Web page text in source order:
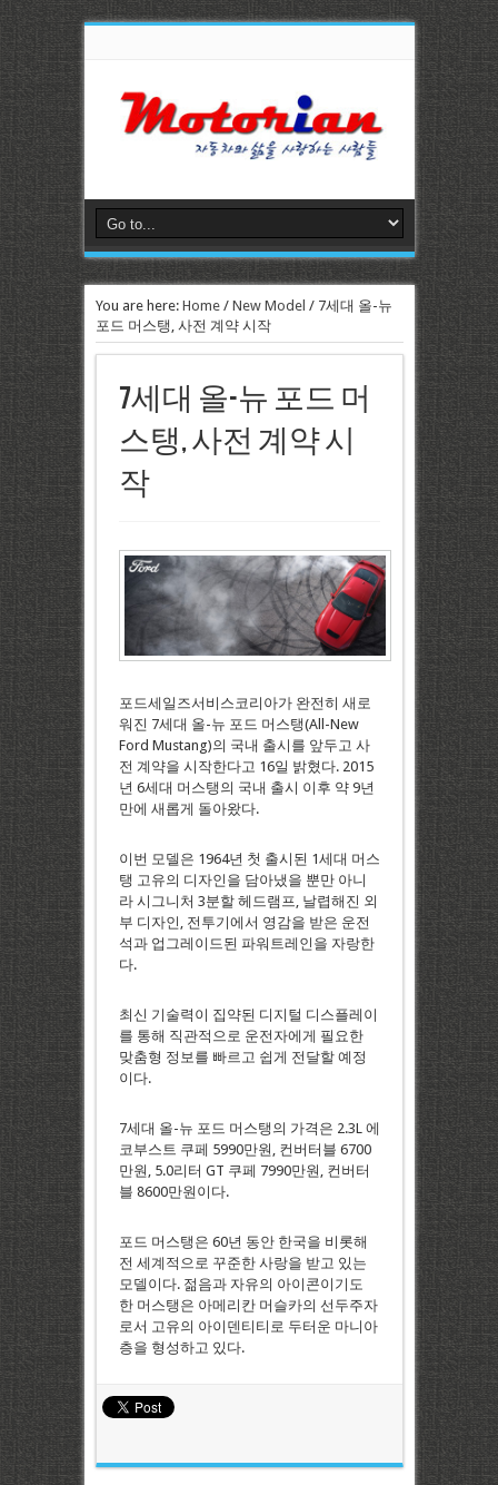
You are here: Home/ New Model / 7세대 올-뉴
포드 머스탱, 사전 계약 시작
7세대 올-뉴 포드 머
스탱, 사전 계약 시
작
포드세일즈서비스코리아가 완전히 새로
워진 7세대 올-뉴 포드 머스탱(All-New
Ford Mustang)의 국내 출시를 앞두고 사
전 계약을 시작한다고 16일 밝혔다. 2015
년 6세대 머스탱의 국내 출시 이후 약 9년
만에 새롭게 돌아왔다.
이번 모델은 1964년 첫 출시된 1세대 머스
탱 고유의 디자인을 담아냈을 뿐만 아니
라 시그니처 3분할 헤드램프, 날렵해진 외
부 디자인, 전투기에서 영감을 받은 운전
석과 업그레이드된 파워트레인을 자랑한
다.
최신 기술력이 집약된 디지털 디스플레이
를 통해 직관적으로 운전자에게 필요한
맞춤형 정보를 빠르고 쉽게 전달할 예정
이다.
7세대 올-뉴 포드 머스탱의 가격은 2.3L 에
코부스트 쿠페 5990만원, 컨버터블 6700
만원, 5.0리터 GT 쿠페 7990만원, 컨버터
블 8600만원이다.
포드 머스탱은 60년 동안 한국을 비롯해
전 세계적으로 꾸준한 사랑을 받고 있는
모델이다. 젊음과 자유의 아이콘이기도
한 머스탱은 아메리칸 머슬카의 선두주자
로서 고유의 아이덴티티로 두터운 마니아
층을 형성하고 있다.